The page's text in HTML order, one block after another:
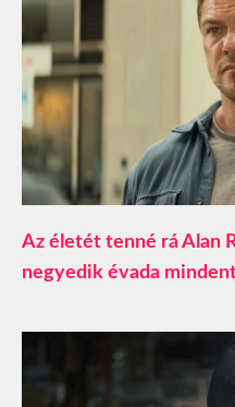
Az életét tenné rá Alan
negyedik évada